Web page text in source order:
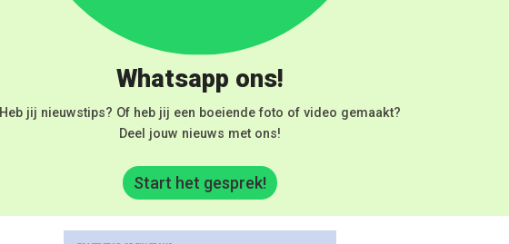
Whatsapp ons!
Heb jij nieuwstips? Of heb jij een boeiende foto of video gemaakt?
Deel jouw nieuws met ons!
Start het gesprek!